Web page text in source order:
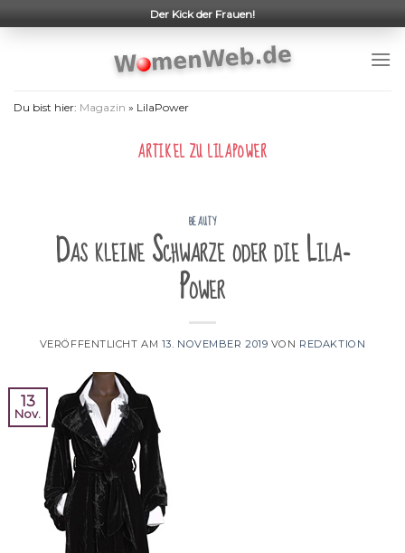
to
Der Kick der Frauen!
Du bist hier: Magazin » LilaPower
ARTIKEL ZULILAPOWER
BEAUTY
Das kleine Schwarze oder die Lila-
Power
VERÖFFENTLICHT AM 13. NOVEMBER 2019 VON REDAKTION
13
Nov.